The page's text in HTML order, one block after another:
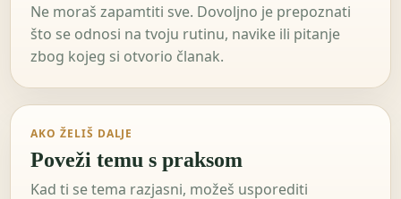
Ne moraš zapamtiti sve. Dovoljno je prepoznati
što se odnosi na tvoju rutinu, navike ili pitanje
zbog kojeg si otvorio članak.
AKO ŽELIŠ DALJE
Poveži temu s praksom
Kad ti se tema razjasni, možeš usporediti